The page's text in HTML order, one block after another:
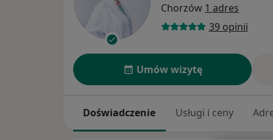
Chorzów 1 adres
39 opinii
Umów wizytę
Doświadczenie Usługi i ceny